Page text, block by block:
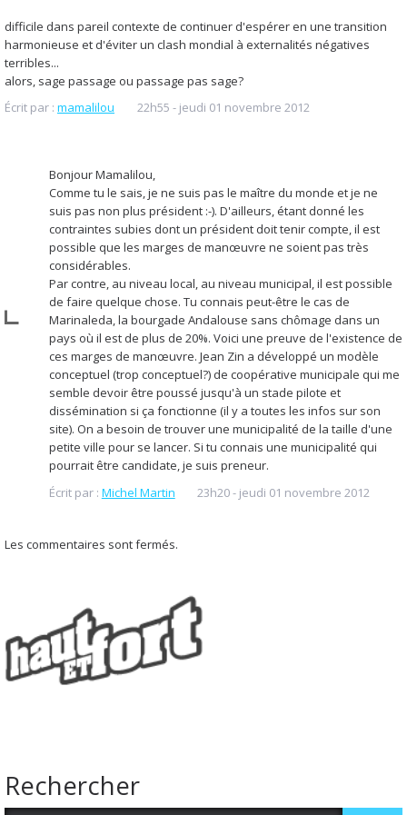
difficile dans pareil contexte de continuer d'espérer en une transition
harmonieuse et d'éviter un clash mondial à externalités négatives
terribles...
alors, sage passage ou passage pas sage?
Écrit par : mamalilou 22h55 - jeudi 01 novembre 2012
Bonjour Mamalilou,
Comme tu le sais, je ne suis pas le maître du monde et je ne
suis pas non plus président :-). D'ailleurs, étant donné les
contraintes subies dont un président doit tenir compte, il est
possible que les marges de manœuvre ne soient pas très
considérables.
Par contre, au niveau local, au niveau municipal, il est possible
de faire quelque chose. Tu connais peut-être le cas de
Marinaleda, la bourgade Andalouse sans chômage dans un
pays où il est de plus de 20%. Voici une preuve de l'existence de
ces marges de manœuvre. Jean Zin a développé un modèle
conceptuel (trop conceptuel?) de coopérative municipale qui me
semble devoir être poussé jusqu'à un stade pilote et
dissémination si ça fonctionne (il y a toutes les infos sur son
site). On a besoin de trouver une municipalité de la taille d'une
petite ville pour se lancer. Si tu connais une municipalité qui
pourrait être candidate, je suis preneur.
Écrit par : Michel Martin 23h20- jeudi 01 novembre 2012
Les commentaires sont fermés.
Rechercher